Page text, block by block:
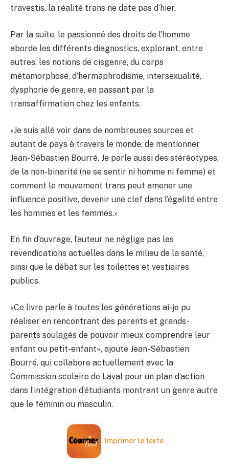
travestis, la réalité trans ne date pas d’hier.
Par la suite, le passionné des droits de l’homme
aborde les différents diagnostics, explorant, entre
autres, les notions de cisgenre, du corps
métamorphosé, d’hermaphrodisme, intersexualité,
dysphorie de genre, en passant par la
transaffirmation chez les enfants.
«Je suis allé voir dans de nombreuses sources et
autant de pays à travers le monde, de mentionner
Jean-Sébastien Bourré. Je parle aussi des stéréotypes,
de la non-binarité (ne se sentir ni homme ni femme) et
comment le mouvement trans peut amener une
influence positive, devenir une clef dans l’égalité entre
les hommes et les femmes.»
En fin d’ouvrage, l’auteur ne néglige pas les
revendications actuelles dans le milieu de la santé,
ainsi que le débat sur les toilettes et vestiaires
publics.
«Ce livre parle à toutes les générations ai-je pu
réaliser en rencontrant des parents et grands-
parents soulagés de pouvoir mieux comprendre leur
enfant ou petit-enfant», ajoute Jean-Sébastien
Bourré, qui collabore actuellement avec la
Commission scolaire de Laval pour un plan d’action
dans l’intégration d’étudiants montrant un genre autre
que le féminin ou masculin.
Imprimer le texte